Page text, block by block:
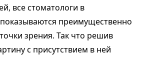
все стоматологи в
преимущественно
зрения. Так что решив
с присутствием в ней